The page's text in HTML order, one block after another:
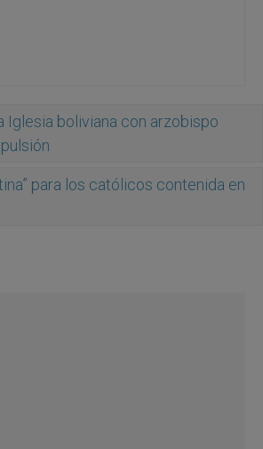
Iglesia boliviana con arzobispo
para los católicos contenida en